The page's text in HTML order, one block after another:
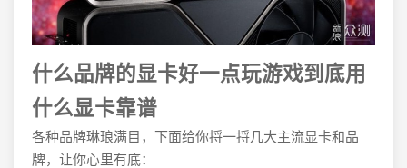
什么品牌的显卡好一点玩游戏到底用
什么显卡靠谱
各种品牌琳琅满目，下面给你捋一捋几大主流显卡和品
牌，让你心里有底：